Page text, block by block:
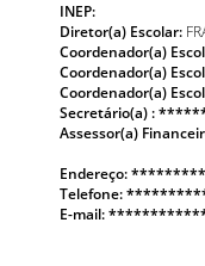
INEP:
Diretor(a) Escolar:
Coordenador(a)
Coordenador(a)
Coordenador(a)
Secretário(a) :
Assessor(a)
Endereço:
Telefone:
E-mail: